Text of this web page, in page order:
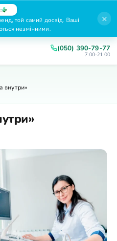
той самий досвід. Ваші
незмінними.
×
(050) 390-79-77
7:00-21:00
внутри»